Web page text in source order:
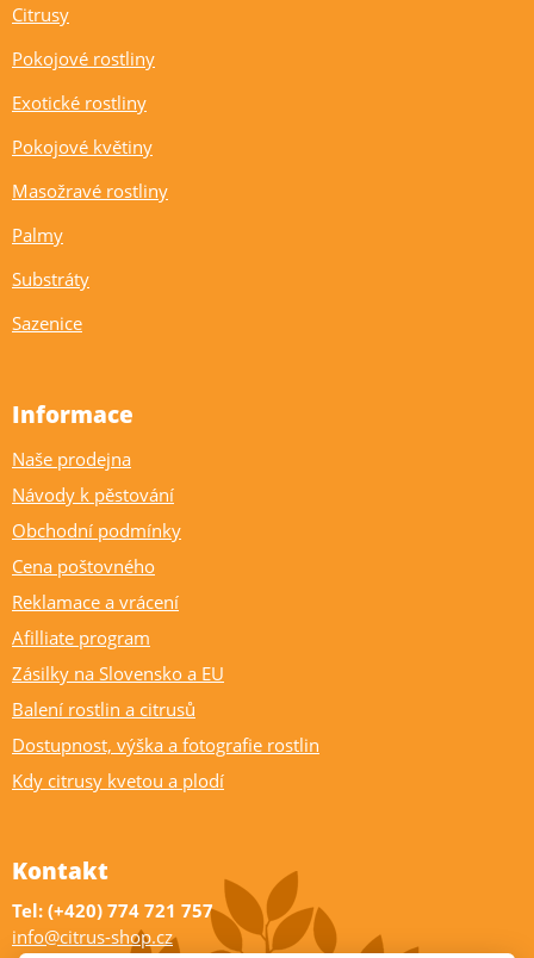
Citrusy
Pokojové rostliny
Exotické rostliny
Pokojové květiny
Masožravé rostliny
Palmy
Substráty
Sazenice
Informace
Naše prodejna
Návody k pěstování
Obchodní podmínky
Cena poštovného
Reklamace a vrácení
Afilliate program
Zásilky na Slovensko a EU
Balení rostlin a citrusů
Dostupnost, výška a fotografie rostlin
Kdy citrusy kvetou a plodí
Kontakt
Tel: (+420) 774 721 757
info@citrus-shop.cz